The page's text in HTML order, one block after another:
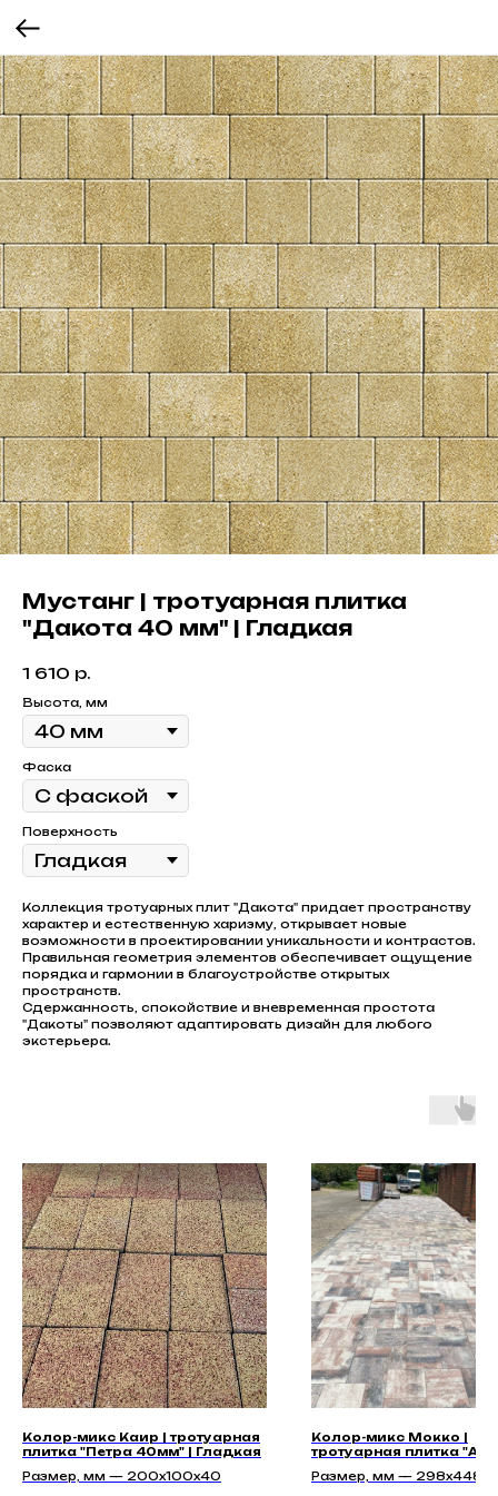
Мустанг | тротуарная плитка
"Дакота 40 мм" | Гладкая
1 610 р.
Высота, мм
Фаска
Поверхность
Коллекция тротуарных плит "Дакота" придает пространству
характер и естественную харизму, открывает новые
возможности в проектировании уникальности и контрастов.
Правильная геометрия элементов обеспечивает ощущение
порядка и гармонии в благоустройстве открытых
пространств.
Сдержанность, спокойствие и вневременная простота
"Дакоты" позволяют адаптировать дизайн для любого
экстерьера.
Колор-микс Каир | тротуарная
плитка "Петра 40мм" | Гладкая
Размер, мм — 200x100x40
Колор-микс Мокко |
тротуарная плитка
Размер, мм —